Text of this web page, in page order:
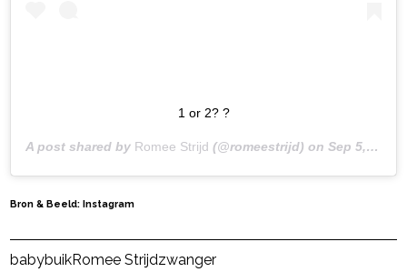
1 or 2? ?
A post shared by Romee Strijd (@romeestrijd) onSep 5, 2020 at 8:20am PDT
Bron & Beeld: Instagram
Post Views: 9
babybuikRomee Strijdzwanger